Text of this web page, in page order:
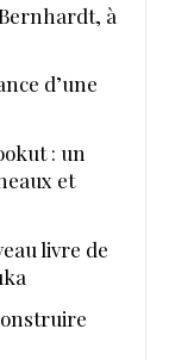
à
d’une
: un
et
livre de